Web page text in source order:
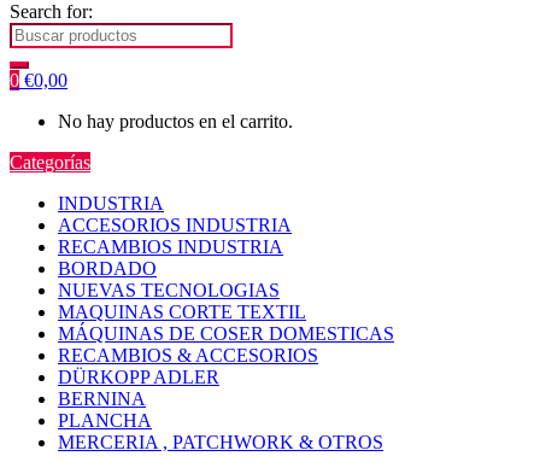
Search for:
0 €0,00
No hay productos en el carrito.
Categorías
INDUSTRIA
ACCESORIOS INDUSTRIA
RECAMBIOS INDUSTRIA
BORDADO
NUEVAS TECNOLOGIAS
MAQUINAS CORTE TEXTIL
MÁQUINAS DE COSER DOMESTICAS
RECAMBIOS & ACCESORIOS
DÜRKOPP ADLER
BERNINA
PLANCHA
MERCERIA , PATCHWORK & OTROS